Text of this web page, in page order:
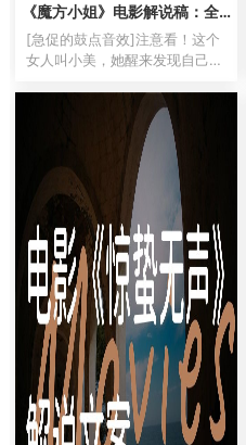
《魔方小姐》电影解说稿：全
剧情讲解+结局真相（影视解说
文案）
[急促的鼓点音效]注意看！这个
女人叫小美，她醒来发现自己被
里！[紧张地]每个房间都可能是
致命的陷阱，而她的记忆，就像
被撕碎的纸片一样零散…（语速
加快）这就是今天要解说的脑洞